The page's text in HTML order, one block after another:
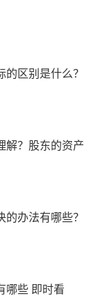
区别是什么？
解？股东的资产
办法有哪些？
哪些 即时看